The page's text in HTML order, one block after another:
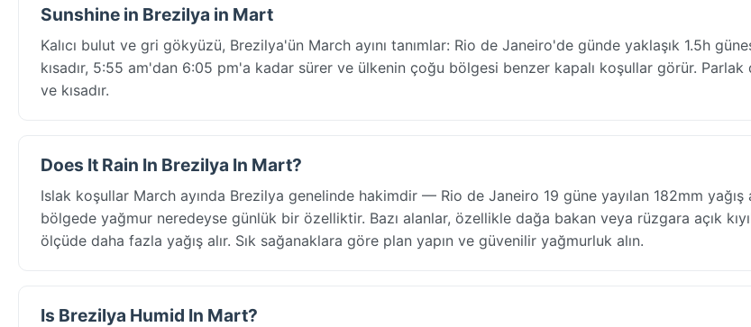
Sunshine in Brezilya in Mart
Kalıcı bulut ve gri gökyüzü, Brezilya'ün March ayını tanımlar: Rio de Janeiro'de günde yaklaşık 1.5h
kısadır, 5:55 am'dan 6:05 pm'a kadar sürer ve ülkenin çoğu bölgesi benzer kapalı koşullar görür.
ve kısadır.
Does It Rain In Brezilya In Mart?
Islak koşullar March ayında Brezilya genelinde hakimdir — Rio de Janeiro 19 güne yayılan 182mm yağış
bölgede yağmur neredeyse günlük bir özelliktir. Bazı alanlar, özellikle dağa bakan veya rüzgara açık
ölçüde daha fazla yağış alır. Sık sağanaklara göre plan yapın ve güvenilir yağmurluk alın.
Is Brezilya Humid In Mart?